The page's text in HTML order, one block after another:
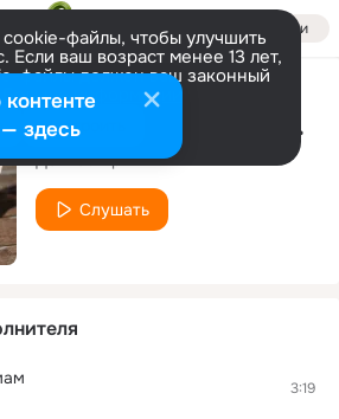
Войти
файлы, чтобы улучшить
Если ваш возраст менее 13 лет,
файлы должен ваш законный
Больше информации
Настроить Полюбила плохого пацана
Денис Лирик
Слушать
3:19
здесь